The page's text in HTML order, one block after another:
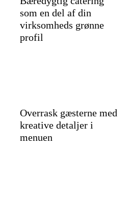
som en del af din
virksomheds grønne
profil
Overrask gæsterne med
kreative detaljer i
menuen